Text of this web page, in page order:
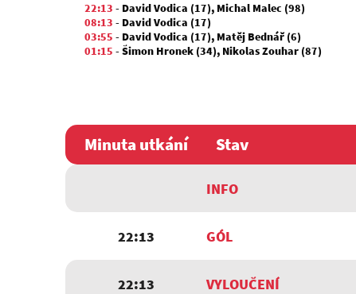
22:13 - David Vodica (17), Michal Malec (98)
08:13 - David Vodica (17)
03:55 - David Vodica (17), Matěj Bednář (6)
01:15 -Šimon Hronek (34), Nikolas Zouhar (87)
Minuta utkání Stav
INFO
22:13 GÓL
22:13 VYLOUČENÍ